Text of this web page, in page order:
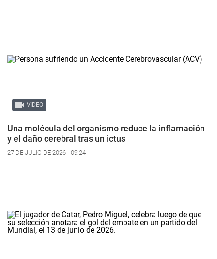
VIDEO
Una molécula del organismo reduce la inflamación
y el daño cerebral tras un ictus
27 DE JULIO DE 2026 - 09:24